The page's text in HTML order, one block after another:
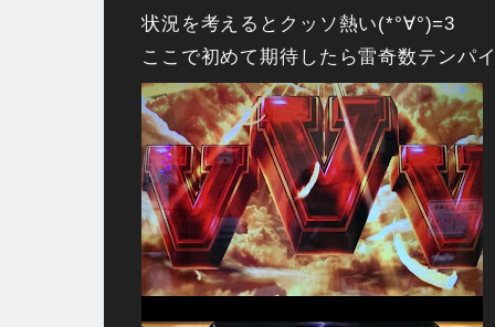
状況を考えるとクッソ熱い(*°∀°)=3
ここで初めて期待したら雷奇数テンパ